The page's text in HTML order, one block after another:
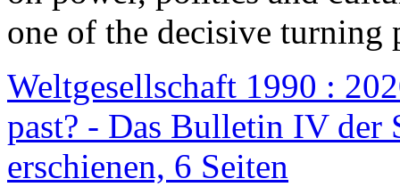
one of the decisive turning
Weltgesellschaft 1990 :
past? - Das Bulletin IV der
erschienen, 6 Seiten